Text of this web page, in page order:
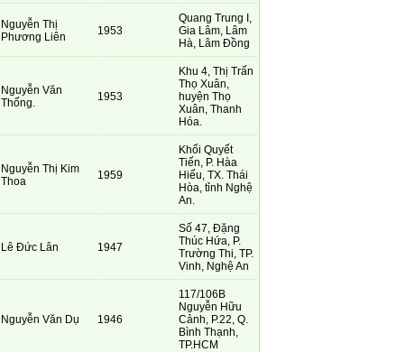
Nguyễn Thị
Phương Liên
1953
Quang Trung I,
Gia Lâm, Lâm
Hà, Lâm Đồng
Nguyễn Văn
Thống.
1953
Khu 4, Thị Trấn
Thọ Xuân,
huyện Thọ
Xuân, Thanh
Hóa.
Nguyễn Thị Kim
Thoa
1959
Khối Quyết
Tiến, P. Hàa
Hiếu, TX. Thái
Hòa, tỉnh Nghệ
An.
Lê Đức Lân 1947
Số 47, Đặng
Thúc Hứa, P.
Trường Thi, TP.
Vinh, Nghệ An
Nguyễn Văn Dụ 1946
117/106B
Nguyễn Hữu
Cảnh, P.22, Q.
Bình Thạnh,
TP.HCM